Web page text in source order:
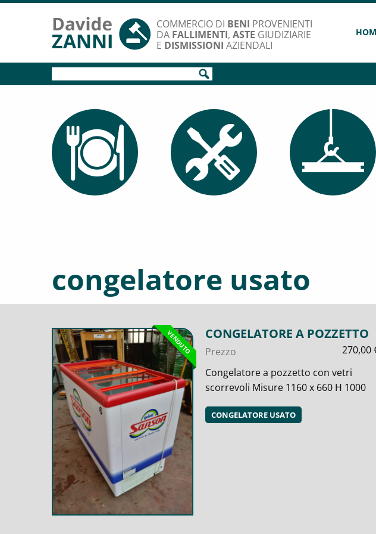
COMMERCIO DI BENI PROVENIENTI
DA FALLIMENTI, ASTE GIUDIZIARIE
E DISMISSIONI AZIENDALI
RISTORAZIONE
MECCANICA E
ATTREZZATURE
DI OFFICINA
EDILIZIA
congelatore usato
VENDUTO CONGELATORE A POZZETTO
Prezzo 270,00
Congelatore a pozzetto con vetri
scorrevoli Misure 1160 x 660 H 1000
CONGELATORE USATO